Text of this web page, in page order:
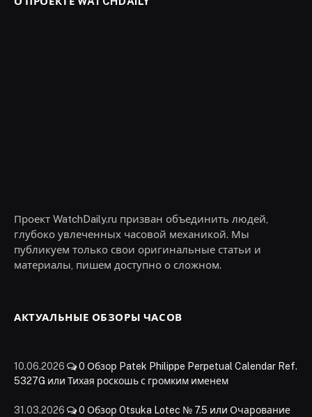
Проект WatchDaily.ru призван объединить людей,
глубоко увлеченных часовой механикой. Мы
публикуем только свои оригинальные статьи и
материалы, пишем доступно о сложном.
АКТУАЛЬНЫЕ ОБЗОРЫ ЧАСОВ
10.06.2026 0 Обзор Patek Philippe Perpetual Calendar Ref.
5327G или Тихая роскошь с громким именем
31.03.2026 0 Обзор Otsuka Lotec № 7.5 или Очарование